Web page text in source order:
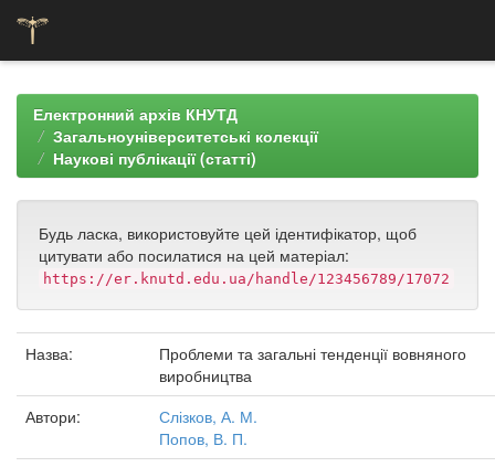
navigationЕлектронний архів КНУТД
Загальноуніверситетські колекції
Наукові публікації (статті)
Будь ласка, використовуйте цей ідентифікатор, щоб
цитувати або посилатися на цей матеріал:
https://er.knutd.edu.ua/handle/123456789/17072
Назва:
Проблеми та загальні тенденції вовняного
виробництва
Автори:
Слізков, А. М.
Попов, В. П.